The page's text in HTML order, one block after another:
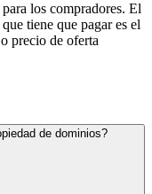
los compradores. El
tiene que pagar es el
precio de oferta
de dominios?